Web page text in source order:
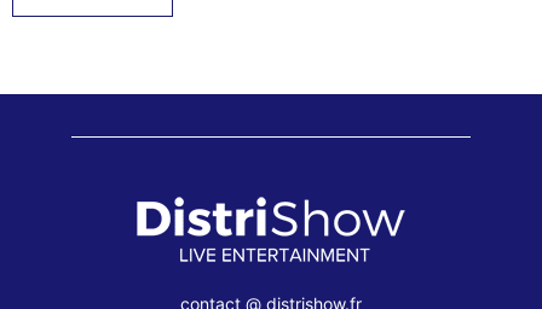
contact @ distrishow.fr